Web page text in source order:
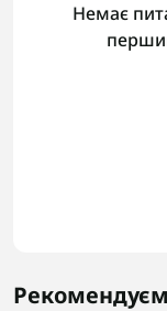
Немає